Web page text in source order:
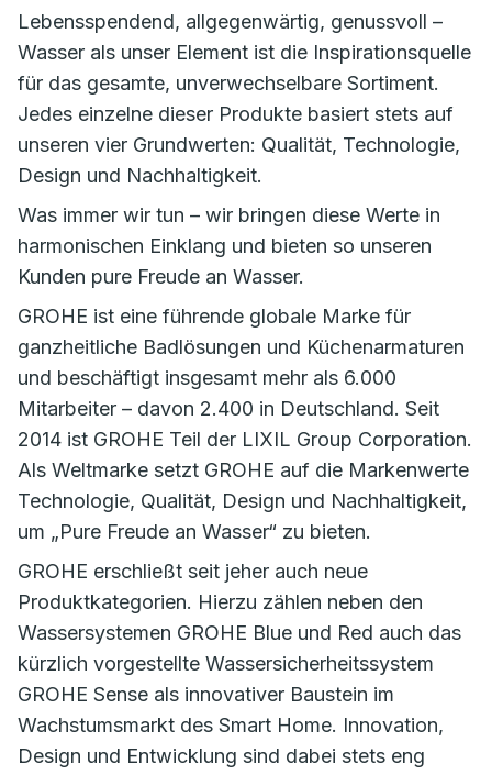
Lebensspendend, allgegenwärtig, genussvoll –
Wasser als unser Element ist die Inspirationsquelle
für das gesamte, unverwechselbare Sortiment.
Jedes einzelne dieser Produkte basiert stets auf
unseren vier Grundwerten: Qualität, Technologie,
Design und Nachhaltigkeit.
Was immer wir tun – wir bringen diese Werte in
harmonischen Einklang und bieten so unseren
Kunden pure Freude an Wasser.
GROHE ist eine führende globale Marke für
ganzheitliche Badlösungen und Küchenarmaturen
und beschäftigt insgesamt mehr als 6.000
Mitarbeiter – davon 2.400 in Deutschland. Seit
2014 ist GROHE Teil der LIXIL Group Corporation.
Als Weltmarke setzt GROHE auf die Markenwerte
Technologie, Qualität, Design und Nachhaltigkeit,
um „Pure Freude an Wasser“ zu bieten.
GROHE erschließt seit jeher auch neue
Produktkategorien. Hierzu zählen neben den
Wassersystemen GROHE Blue und Red auch das
kürzlich vorgestellte Wassersicherheitssystem
GROHE Sense als innovativer Baustein im
Wachstumsmarkt des Smart Home. Innovation,
Design und Entwicklung sind dabei stets eng